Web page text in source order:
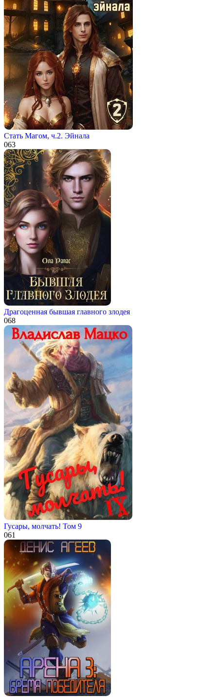
Стать Магом, ч.2. Эйнала
063
Драгоценная бывшая главного злодея
068
Гусары, молчать! Том 9
061